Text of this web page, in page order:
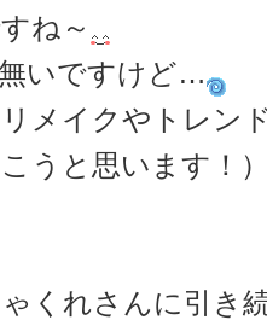
ね～
無いですけど…
メイクやトレン
うと思います！
くれさんに引き